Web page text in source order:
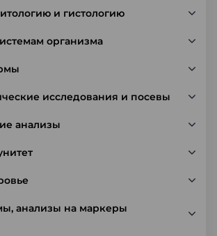
и гистологию
организма
исследования и посевы
анализы
анализы на маркеры